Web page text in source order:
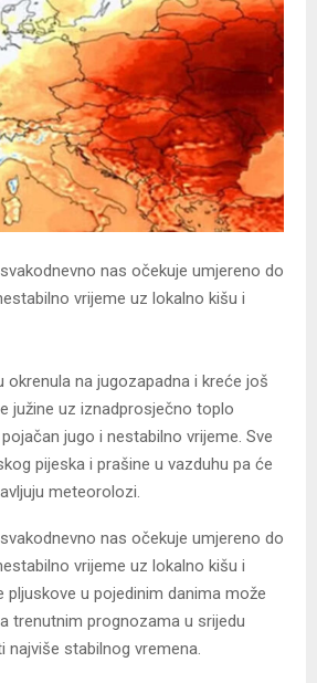
nas očekuje umjereno do
vrijeme uz lokalno kišu i
okrenula na jugozapadna i kreće još
južine uz iznadprosječno toplo
jugo i nestabilno vrijeme. Sve
pijeska i prašine u vazduhu pa će
meteorolozi.
nas očekuje umjereno do
vrijeme uz lokalno kišu i
pljuskove u pojedinim danima može
trenutnim prognozama u srijedu
najviše stabilnog vremena.